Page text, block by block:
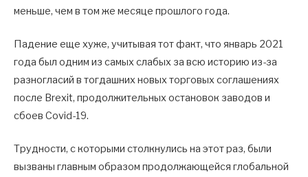
меньше, чем в том же месяце прошлого года.
Падение еще хуже, учитывая тот факт, что январь 2021
года был одним из самых слабых за всю историю из-за
разногласий в тогдашних новых торговых соглашениях
после Brexit, продолжительных остановок заводов и
сбоев Covid-19.
Трудности, с которыми столкнулись на этот раз, были
вызваны главным образом продолжающейся глобальной